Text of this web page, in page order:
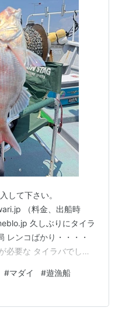
して下さい。
（料金、出船時
久しぶりにタイラ
レンコばかり・・・・
必要な タイラバでし
中釣り船・遊漁船
#マダイ #遊漁船